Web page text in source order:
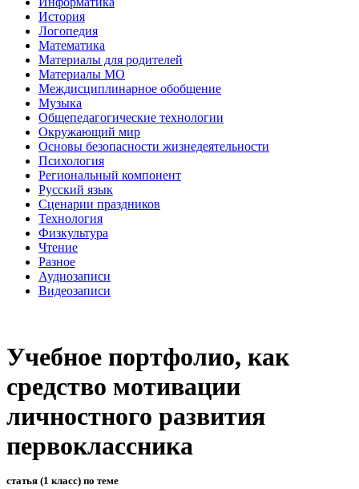
История
Логопедия
Математика
Материалы для родителей
Материалы МО
Междисциплинарное обобщение
Музыка
Общепедагогические технологии
Окружающий мир
Основы безопасности жизнедеятельности
Психология
Региональный компонент
Русский язык
Сценарии праздников
Технология
Физкультура
Чтение
Разное
Аудиозаписи
Видеозаписи
Учебное портфолио, как
средство мотивации
личностного развития
первоклассника
статья (1 класс) по теме